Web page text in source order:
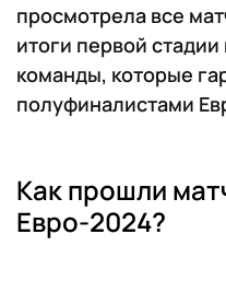
просмотрела все
итоги первой
команды, которые
полуфиналистами
Как прошли
Евро-2024?